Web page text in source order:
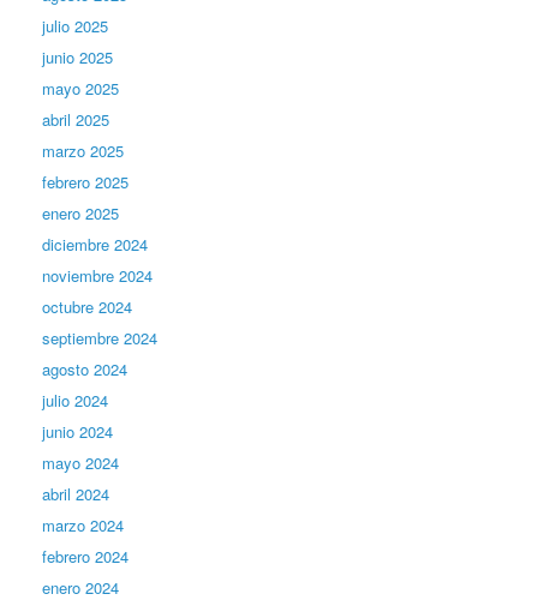
julio 2025
junio 2025
mayo 2025
abril 2025
marzo 2025
febrero 2025
enero 2025
diciembre 2024
noviembre 2024
octubre 2024
septiembre 2024
agosto 2024
julio 2024
junio 2024
mayo 2024
abril 2024
marzo 2024
febrero 2024
enero 2024